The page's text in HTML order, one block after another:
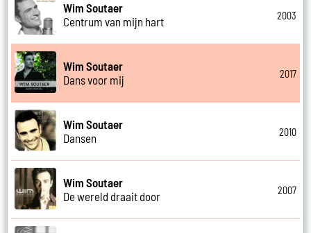
Wim Soutaer
Centrum van mijn hart
2003
Wim Soutaer
Dans voor mij
2017
Wim Soutaer
Dansen
2010
Wim Soutaer
De wereld draait door
2007